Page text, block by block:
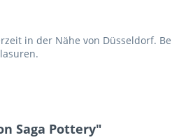
in der Nähe von Düsseldorf.
Saga Pottery"